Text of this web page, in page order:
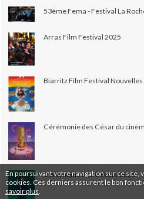
En poursuivant votre navigation sur ce site,
cookies. Ces derniers assurent le bon
savoir plus
53ème Fema - Festival La
Arras Film Festival 2025
Biarritz Film Festival Nouvelles
Cérémonie des César du
Cérémonie des Oscars 2025